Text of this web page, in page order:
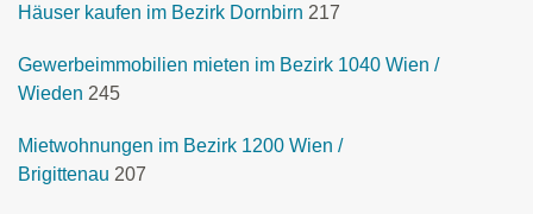
Häuser kaufen im Bezirk Dornbirn 217
Gewerbeimmobilien mieten im Bezirk 1040 Wien /
Wieden 245
Mietwohnungen im Bezirk 1200 Wien /
Brigittenau 207